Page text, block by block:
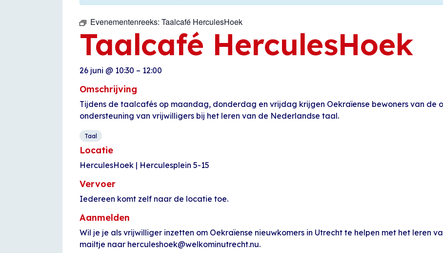
Evenementenreeks: Taalcafé HerculesHoek
Taalcafé HerculesHoek
26 juni @ 10:30 – 12:00
Omschrijving
Tijdens de taalcafés op maandag, donderdag en vrijdag krijgen Oekraïense bewoners van de
ondersteuning van vrijwilligers bij het leren van de Nederlandse taal.
Taal
Locatie
HerculesHoek | Herculesplein 5-15
Vervoer
Iedereen komt zelf naar de locatie toe.
Aanmelden
Wil je je als vrijwilliger inzetten om Oekraïense nieuwkomers in Utrecht te helpen met het leren
mailtje naar herculeshoek@welkominutrecht.nu.